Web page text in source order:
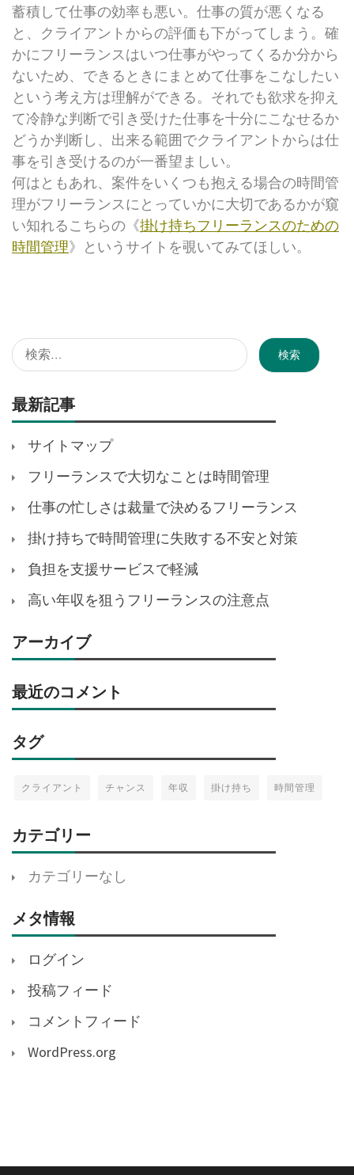
蓄積して仕事の効率も悪い。仕事の質が悪くなる
と、クライアントからの評価も下がってしまう。確
かにフリーランスはいつ仕事がやってくるか分から
ないため、できるときにまとめて仕事をこなしたい
という考え方は理解ができる。それでも欲求を抑え
て冷静な判断で引き受けた仕事を十分にこなせるか
どうか判断し、出来る範囲でクライアントからは仕
事を引き受けるのが一番望ましい。
何はともあれ、案件をいくつも抱える場合の時間管
理がフリーランスにとっていかに大切であるかが窺
い知れるこちらの《掛け持ちフリーランスのための
時間管理》というサイトを覗いてみてほしい。
検
索:
最新記事
サイトマップ
フリーランスで大切なことは時間管理
仕事の忙しさは裁量で決めるフリーランス
掛け持ちで時間管理に失敗する不安と対策
負担を支援サービスで軽減
高い年収を狙うフリーランスの注意点
アーカイブ
最近のコメント
タグ
クライアント チャンス 年収 掛け持ち 時間管理
カテゴリー
カテゴリーなし
メタ情報
ログイン
投稿フィード
コメントフィード
WordPress.org